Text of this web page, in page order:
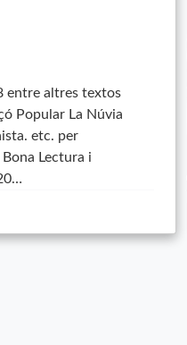
entre altres textos
Popular La Núvia
etc. per
Lectura i